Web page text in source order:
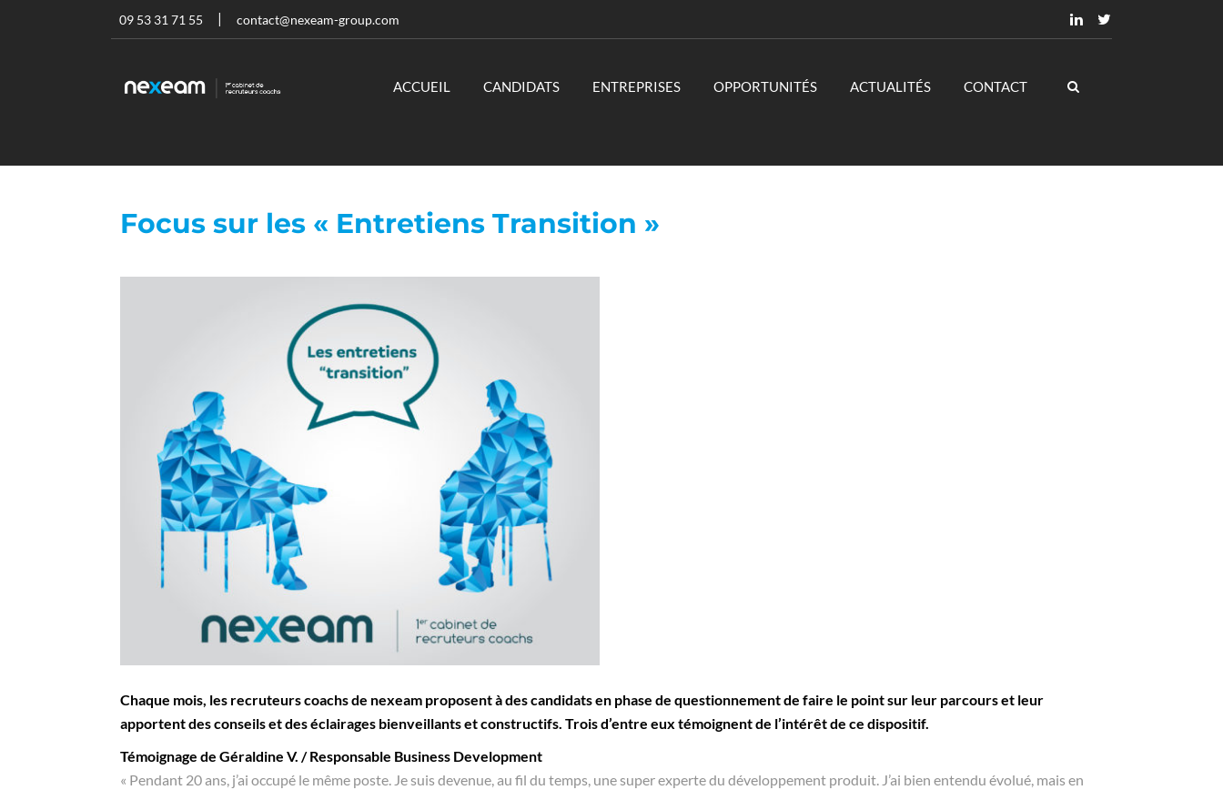
09 53 31 71 55 contact@nexeam-group.com
ACCUEIL CANDIDATS ENTREPRISES OPPORTUNITÉS ACTUALITÉS CONTACT
Focus sur les « Entretiens Transition »
Chaque mois, les recruteurs coachs de nexeam proposent à des candidats en phase de questionnement de faire le point sur leur parcours et leur
apportent des conseils et des éclairages bienveillants et constructifs. Trois d’entre eux témoignent de l’intérêt de ce dispositif.
Témoignage de Géraldine V. / Responsable Business Development
« Pendant 20 ans, j’ai occupé le même poste. Je suis devenue, au fil du temps, une super experte du développement produit. J’ai bien entendu évolué, mais en